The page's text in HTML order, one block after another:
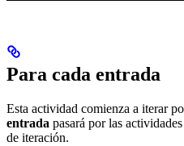
Para cada entrada
Esta actividad comienza a iterar
entrada pasará por las
de iteración.